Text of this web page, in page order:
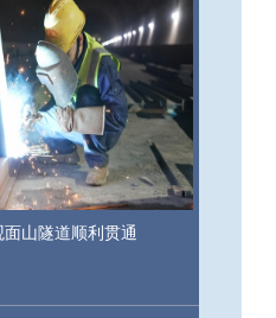
面山隧道顺利贯通